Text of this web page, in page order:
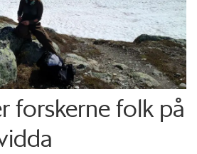
forskerne folk på